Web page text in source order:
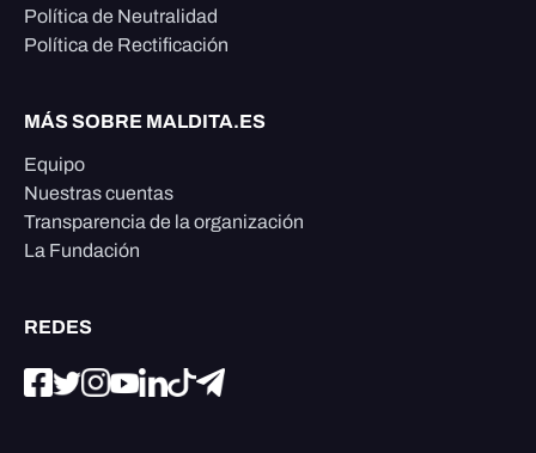
Política de Neutralidad
Política de Rectificación
MÁS SOBRE MALDITA.ES
Equipo
Nuestras cuentas
Transparencia de la organización
La Fundación
REDES